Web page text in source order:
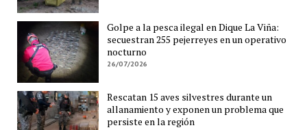
Golpe a la pesca ilegal en Dique La Viña:
secuestran 255 pejerreyes en un operativo
nocturno
26/07/2026
Rescatan 15 aves silvestres durante un
allanamiento y exponen un problema que
persiste en la región